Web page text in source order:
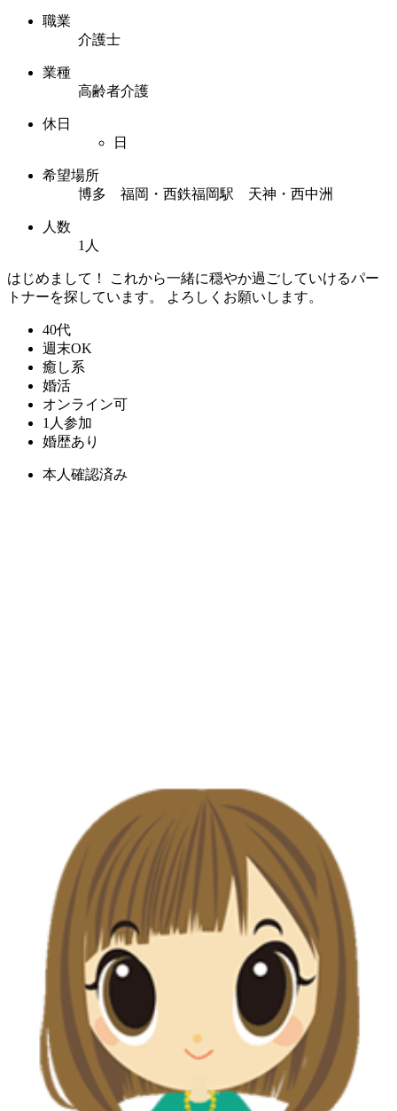
職業
介護士
業種
高齢者介護
休日
日
希望場所
博多 福岡・西鉄福岡駅 天神・西中洲
人数
1人
はじめまして！ これから一緒に穏やか過ごしていけるパー
トナーを探しています。 よろしくお願いします。
40代
週末OK
癒し系
婚活
オンライン可
1人参加
婚歴あり
本人確認済み